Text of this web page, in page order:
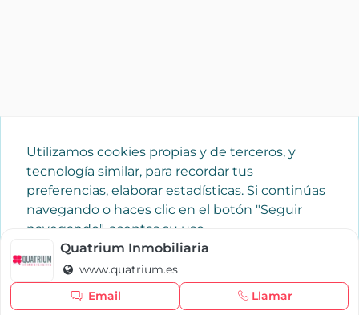
Quatrium Inmobiliaria
www.quatrium.es
Email
Llamar
Utilizamos cookies propias y de terceros, y
tecnología similar, para recordar tus
preferencias, elaborar estadísticas. Si continúas
navegando o haces clic en el botón "Seguir
navegando", aceptas su uso.
Política de cookies
Seguir navegando